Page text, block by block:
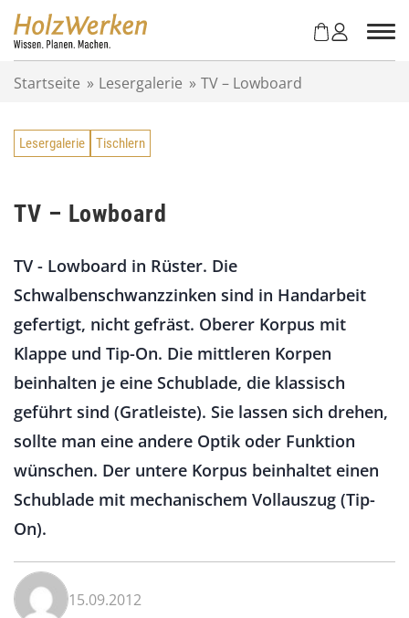
Startseite » Lesergalerie » TV – Lowboard
Lesergalerie Tischlern
TV – Lowboard
TV - Lowboard in Rüster. Die
Schwalbenschwanzzinken sind in Handarbeit
gefertigt, nicht gefräst. Oberer Korpus mit
Klappe und Tip-On. Die mittleren Korpen
beinhalten je eine Schublade, die klassisch
geführt sind (Gratleiste). Sie lassen sich drehen,
sollte man eine andere Optik oder Funktion
wünschen. Der untere Korpus beinhaltet einen
Schublade mit mechanischem Vollauszug (Tip-
On).
15.09.2012